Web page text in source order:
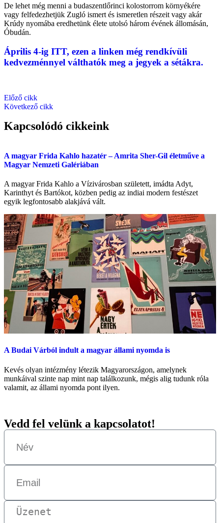
De lehet még menni a budaszentlőrinci kolostorrom környékére
vagy felfedezhetjük Zugló ismert és ismeretlen részeit vagy akár
Krúdy nyomába eredhetünk élete utolsó három évének állomásán,
Óbudán.
Április 4-ig ITT, ezen a linken még rendkívüli
kedvezménnyel válthatók meg a jegyek a sétákra.
Előző cikk
Következő cikk
Kapcsolódó cikkeink
A magyar Frida Kahlo hazatér – Amrita Sher-Gil életműve a
Magyar Nemzeti Galériában
A magyar Frida Kahlo a Vízivárosban született, imádta Adyt,
Karinthyt és Bartókot, közben pedig az indiai modern festészet
egyik legfontosabb alakjává vált.
A Budai Várból indult a magyar állami nyomda is
Kevés olyan intézmény létezik Magyarországon, amelynek
munkáival szinte nap mint nap találkozunk, mégis alig tudunk róla
valamit, az állami nyomda pont ilyen.
Vedd fel velünk a kapcsolatot!